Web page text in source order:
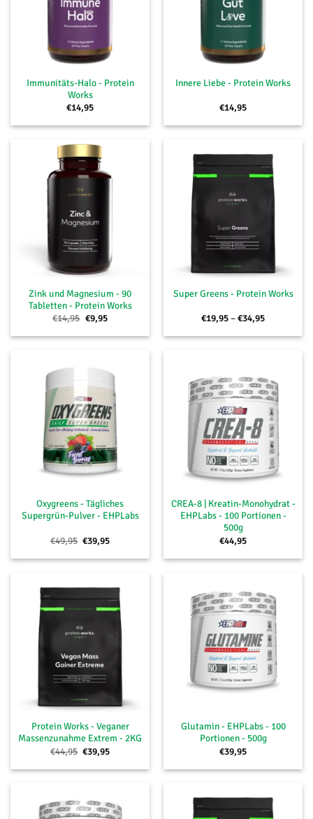
Immunitäts-Halo - Protein
Works
€14,95
Innere Liebe - Protein Works
€14,95
Zink und Magnesium - 90
Tabletten - Protein Works
€14,95 Ursprünglicher
Preis
war:
€9,95Aktueller
ist:
Super Greens - Protein Works
€19,95–€34,95
bis
Oxygreens - Tägliches
Supergrün-Pulver - EHPLabs
€49,95 Ursprünglicher
Preis
war:
€39,95Aktueller
ist:
CREA-8 | Kreatin-Monohydrat -
EHPLabs - 100 Portionen -
500g
€44,95
Protein Works - Veganer
Massenzunahme Extrem - 2KG
€44,95 Ursprünglicher
Preis
war:
€39,95Aktueller
ist:
Glutamin - EHPLabs - 100
Portionen - 500g
€39,95